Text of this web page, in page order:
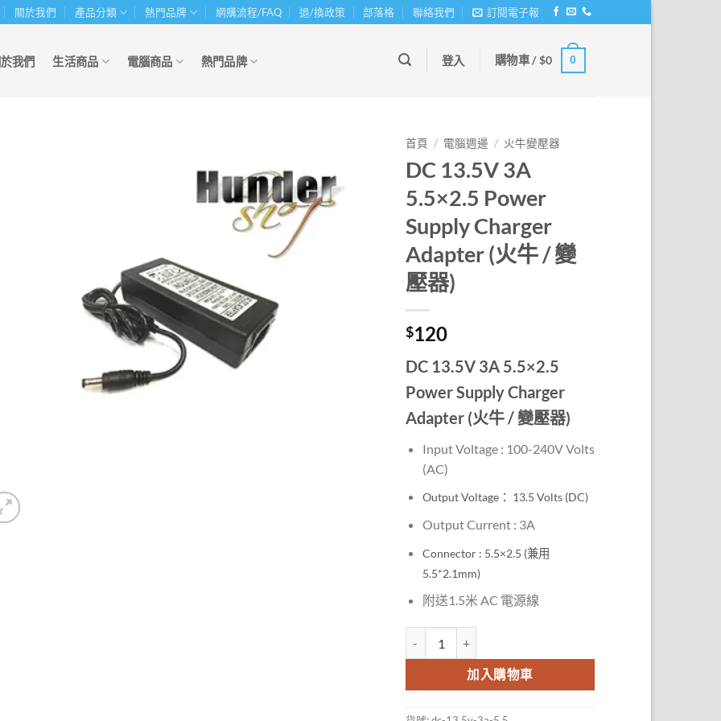
關於我們 產品分類 熱門品牌 網購流程/FAQ 退/換政策 部落格 聯絡我們 訂閱電子報
於我們 生活商品 電腦商品 熱門品牌 登入 購物車 /$0 0
首頁 / 電腦週邊 / 火牛變壓器
DC 13.5V 3A
5.5×2.5 Power
Supply Charger
Adapter (火牛 / 變
壓器)
$120
DC 13.5V 3A 5.5×2.5
Power Supply Charger
Adapter (火牛 / 變壓器)
Input Voltage : 100-240VVolts
(AC)
Output Voltage： 13.5 Volts (DC)
Output Current : 3A
Connector : 5.5×2.5 (兼用
5.5*2.1mm)
附送1.5米 AC 電源線
加入購物車